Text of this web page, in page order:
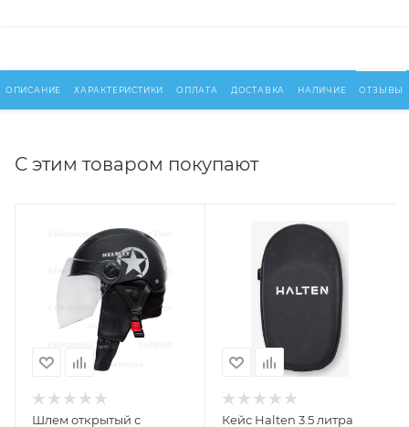
ОПИСАНИЕ ХАРАКТЕРИСТИКИ ОПЛАТА ДОСТАВКА НАЛИЧИЕ ОТЗЫВЫ
С этим товаром покупают
Шлем открытый с
Кейс Halten 3.5 литра